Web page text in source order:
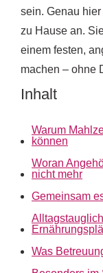
sein. Genau
zu Hause an.
einem festen,
machen – ohne
Inhalt
Warum
können
Woran
nicht mehr
Gemeinsam
Was